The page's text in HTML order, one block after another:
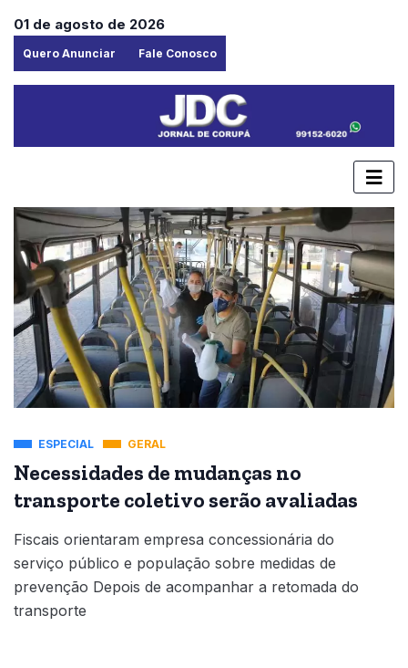
01 de agosto de 2026
Quero Anunciar Fale Conosco
ESPECIAL GERAL
Necessidades de mudanças no
transporte coletivo serão avaliadas
Fiscais orientaram empresa concessionária do
serviço público e população sobre medidas de
prevenção Depois de acompanhar a retomada do
transporte